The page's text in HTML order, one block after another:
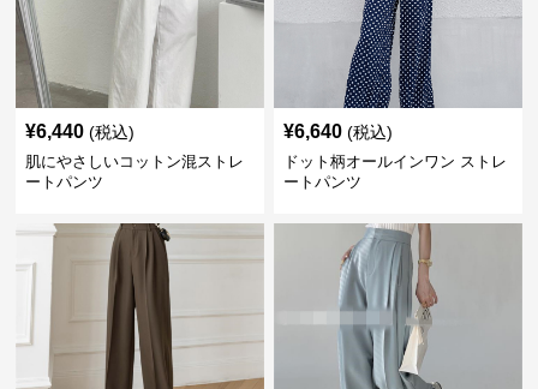
¥6,440 (税込)
肌にやさしいコットン混ストレ
ートパンツ
¥6,640 (税込)
ドット柄オールインワン ストレ
ートパンツ